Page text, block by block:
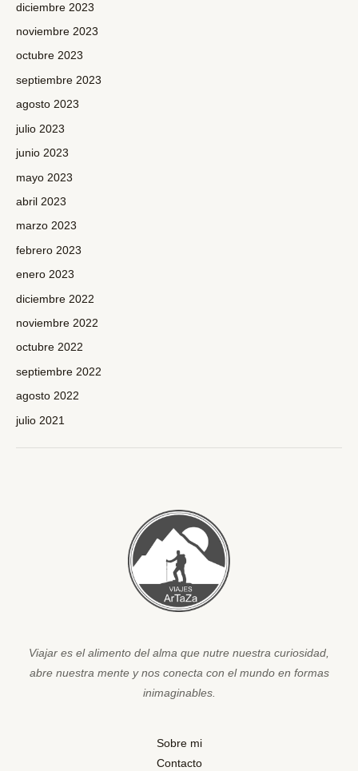
diciembre 2023
noviembre 2023
octubre 2023
septiembre 2023
agosto 2023
julio 2023
junio 2023
mayo 2023
abril 2023
marzo 2023
febrero 2023
enero 2023
diciembre 2022
noviembre 2022
octubre 2022
septiembre 2022
agosto 2022
julio 2021
Viajar es el alimento del alma que nutre nuestra curiosidad,
abre nuestra mente y nos conecta con el mundo en formas
inimaginables.
Sobre mi
Contacto